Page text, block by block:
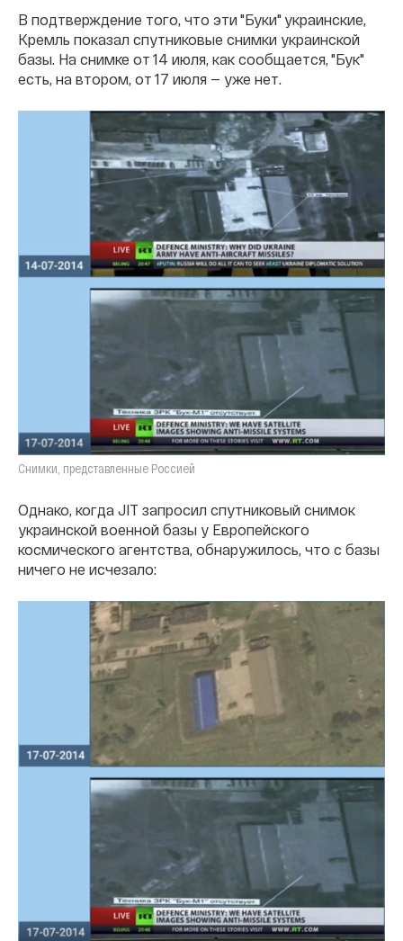
В подтверждение того, что эти "Буки" украинские,
Кремль показал спутниковые снимки украинской
базы. На снимке от 14 июля, как сообщается, "Бук"
есть, на втором, от 17 июля — уже нет.
Снимки, представленные Россией
Однако, когда JIT запросил спутниковый снимок
украинской военной базы у Европейского
космического агентства, обнаружилось, что с базы
ничего не исчезало: